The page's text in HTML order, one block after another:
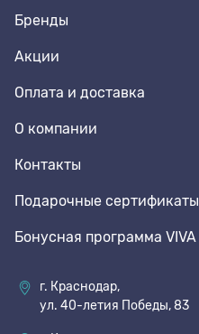
Бренды
Акции
Оплата и доставка
О компании
Контакты
Подарочные сертификаты
Бонусная программа VIVA
г. Краснодар,
ул. 40-летия Победы, 83